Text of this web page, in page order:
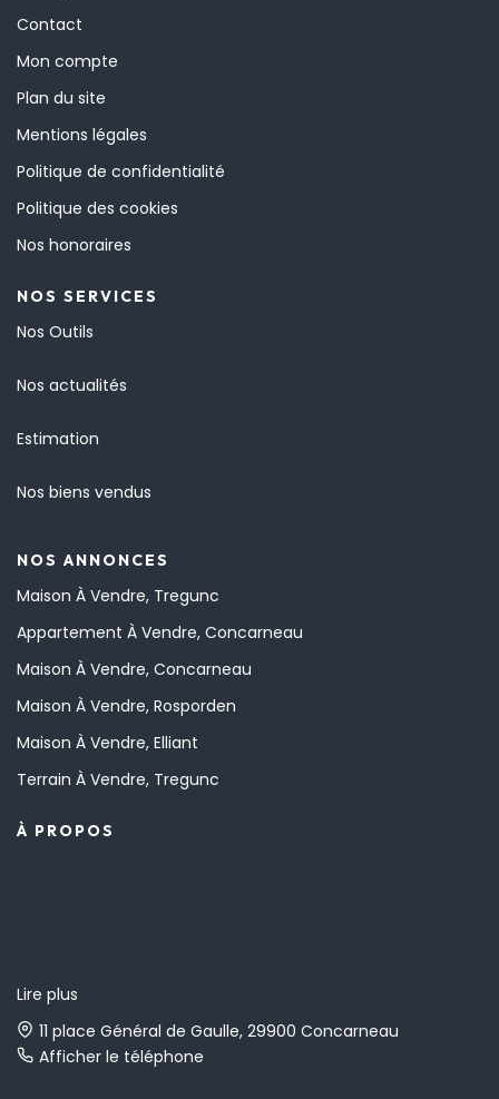
Contact
Mon compte
Plan du site
Mentions légales
Politique de confidentialité
Politique des cookies
Nos honoraires
NOS SERVICES
Nos Outils
Nos actualités
Estimation
Nos biens vendus
NOS ANNONCES
Maison À Vendre, Tregunc
Appartement À Vendre, Concarneau
Maison À Vendre, Concarneau
Maison À Vendre, Rosporden
Maison À Vendre, Elliant
Terrain À Vendre, Tregunc
À PROPOS
Lire plus
11 place Général de Gaulle, 29900 Concarneau
Afficher le téléphone